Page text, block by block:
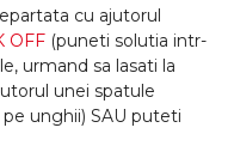
cu ajutorul
OFF (puneti solutia intr-
urmand sa lasati la
unei spatule
unghii) SAU puteti